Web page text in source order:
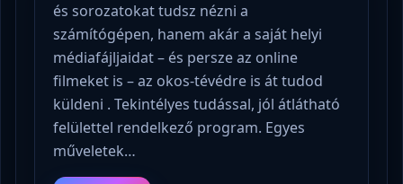
és sorozatokat tudsz nézni a
számítógépen, hanem akár a saját helyi
médiafájljaidat – és persze az online
filmeket is – az okos-tévédre is át tudod
küldeni . Tekintélyes tudással, jól átlátható
felülettel rendelkező program. Egyes
műveletek…